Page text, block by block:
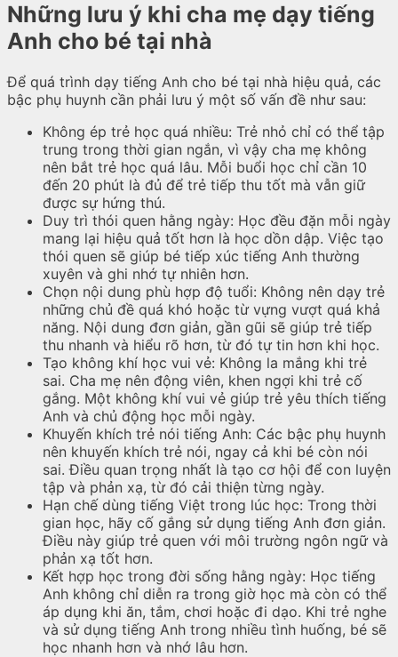
Những lưu ý khi cha mẹ dạy tiếng
Anh cho bé tại nhà
Để quá trình dạy tiếng Anh cho bé tại nhà hiệu quả, các
bậc phụ huynh cần phải lưu ý một số vấn đề như sau:
Không ép trẻ học quá nhiều: Trẻ nhỏ chỉ có thể tập
trung trong thời gian ngắn, vì vậy cha mẹ không
nên bắt trẻ học quá lâu. Mỗi buổi học chỉ cần 10
đến 20 phút là đủ để trẻ tiếp thu tốt mà vẫn giữ
được sự hứng thú.
Duy trì thói quen hằng ngày: Học đều đặn mỗi ngày
mang lại hiệu quả tốt hơn là học dồn dập. Việc tạo
thói quen sẽ giúp bé tiếp xúc tiếng Anh thường
xuyên và ghi nhớ tự nhiên hơn.
Chọn nội dung phù hợp độ tuổi: Không nên dạy trẻ
những chủ đề quá khó hoặc từ vựng vượt quá khả
năng. Nội dung đơn giản, gần gũi sẽ giúp trẻ tiếp
thu nhanh và hiểu rõ hơn, từ đó tự tin hơn khi học.
Tạo không khí học vui vẻ: Không la mắng khi trẻ
sai. Cha mẹ nên động viên, khen ngợi khi trẻ cố
gắng. Một không khí vui vẻ giúp trẻ yêu thích tiếng
Anh và chủ động học mỗi ngày.
Khuyến khích trẻ nói tiếng Anh: Các bậc phụ huynh
nên khuyến khích trẻ nói, ngay cả khi bé còn nói
sai. Điều quan trọng nhất là tạo cơ hội để con luyện
tập và phản xạ, từ đó cải thiện từng ngày.
Hạn chế dùng tiếng Việt trong lúc học: Trong thời
gian học, hãy cố gắng sử dụng tiếng Anh đơn giản.
Điều này giúp trẻ quen với môi trường ngôn ngữ và
phản xạ tốt hơn.
Kết hợp học trong đời sống hằng ngày: Học tiếng
Anh không chỉ diễn ra trong giờ học mà còn có thể
áp dụng khi ăn, tắm, chơi hoặc đi dạo. Khi trẻ nghe
và sử dụng tiếng Anh trong nhiều tình huống, bé sẽ
học nhanh hơn và nhớ lâu hơn.